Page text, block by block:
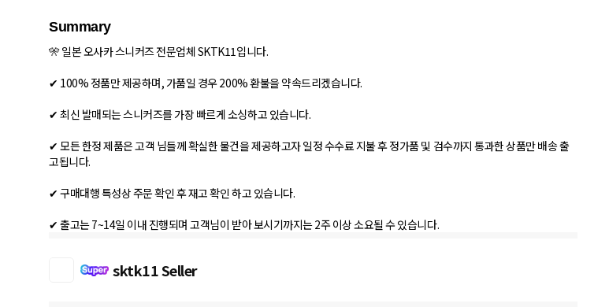
Summary
🎌 일본 오사카 스니커즈 전문업체 SKTK11입니다.
✔ 100% 정품만 제공하며, 가품일 경우 200% 환불을 약속드리겠습니다.
✔ 최신 발매되는 스니커즈를 가장 빠르게 소싱하고 있습니다.
✔ 모든 한정 제품은 고객 님들께 확실한 물건을 제공하고자 일정 수수료 지불 후 정가품 및 검수까지 통과한 상품만 배송 출
고됩니다.
✔ 구매대행 특성상 주문 확인 후 재고 확인 하고 있습니다.
✔ 출고는 7~14일 이내 진행되며 고객님이 받아 보시기까지는 2주 이상 소요될 수 있습니다.
sktk11 Seller